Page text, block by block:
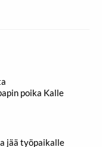
poika Kalle
jää työpaikalle